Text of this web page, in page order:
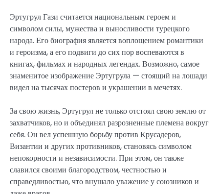
Эртугрул Гази считается национальным героем и
символом силы, мужества и выносливости турецкого
народа. Его биография является воплощением романтики
и героизма, а его подвиги до сих пор воспеваются в
книгах, фильмах и народных легендах. Возможно, самое
знаменитое изображение Эртугрула — стоящий на лошади
видел на тысячах постеров и украшении в мечетях.
За свою жизнь, Эртугрул не только отстоял свою землю от
захватчиков, но и объединял разрозненные племена вокруг
себя. Он вел успешную борьбу против Крусадеров,
Византии и других противников, становясь символом
непокорности и независимости. При этом, он также
славился своими благородством, честностью и
справедливостью, что внушало уважение у союзников и